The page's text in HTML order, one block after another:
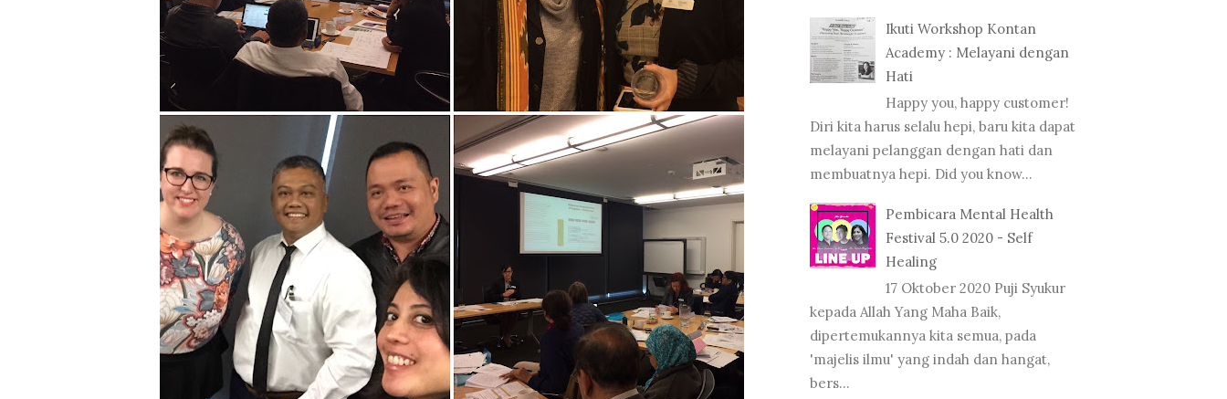
Ikuti Workshop Kontan
Academy : Melayani dengan
Hati
Happy you, happy customer!
Diri kita harus selalu hepi, baru kita dapat
melayani pelanggan dengan hati dan
membuatnya hepi. Did you know...
Pembicara Mental Health
Festival 5.0 2020 - Self
Healing
17 Oktober 2020 Puji Syukur
kepada Allah Yang Maha Baik,
dipertemukannya kita semua, pada
'majelis ilmu' yang indah dan hangat,
bers...